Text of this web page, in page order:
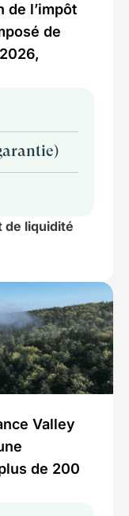
de l’impôt
de
de liquidité
Valley
de 200